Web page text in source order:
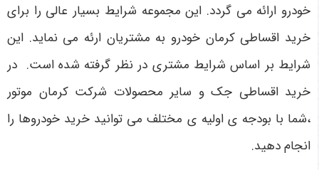
خودرو ارائه می گردد. این مجموعه شرایط بسیار عالی را برای
خرید اقساطی کرمان خودرو به مشتریان ارئه می نماید. این
شرایط بر اساس شرایط مشتری در نظر گرفته شده است. در
خرید اقساطی جک و سایر محصولات شرکت کرمان موتور
،شما با بودجه ی اولیه ی مختلف می توانید خرید خودروها را
انجام دهید.